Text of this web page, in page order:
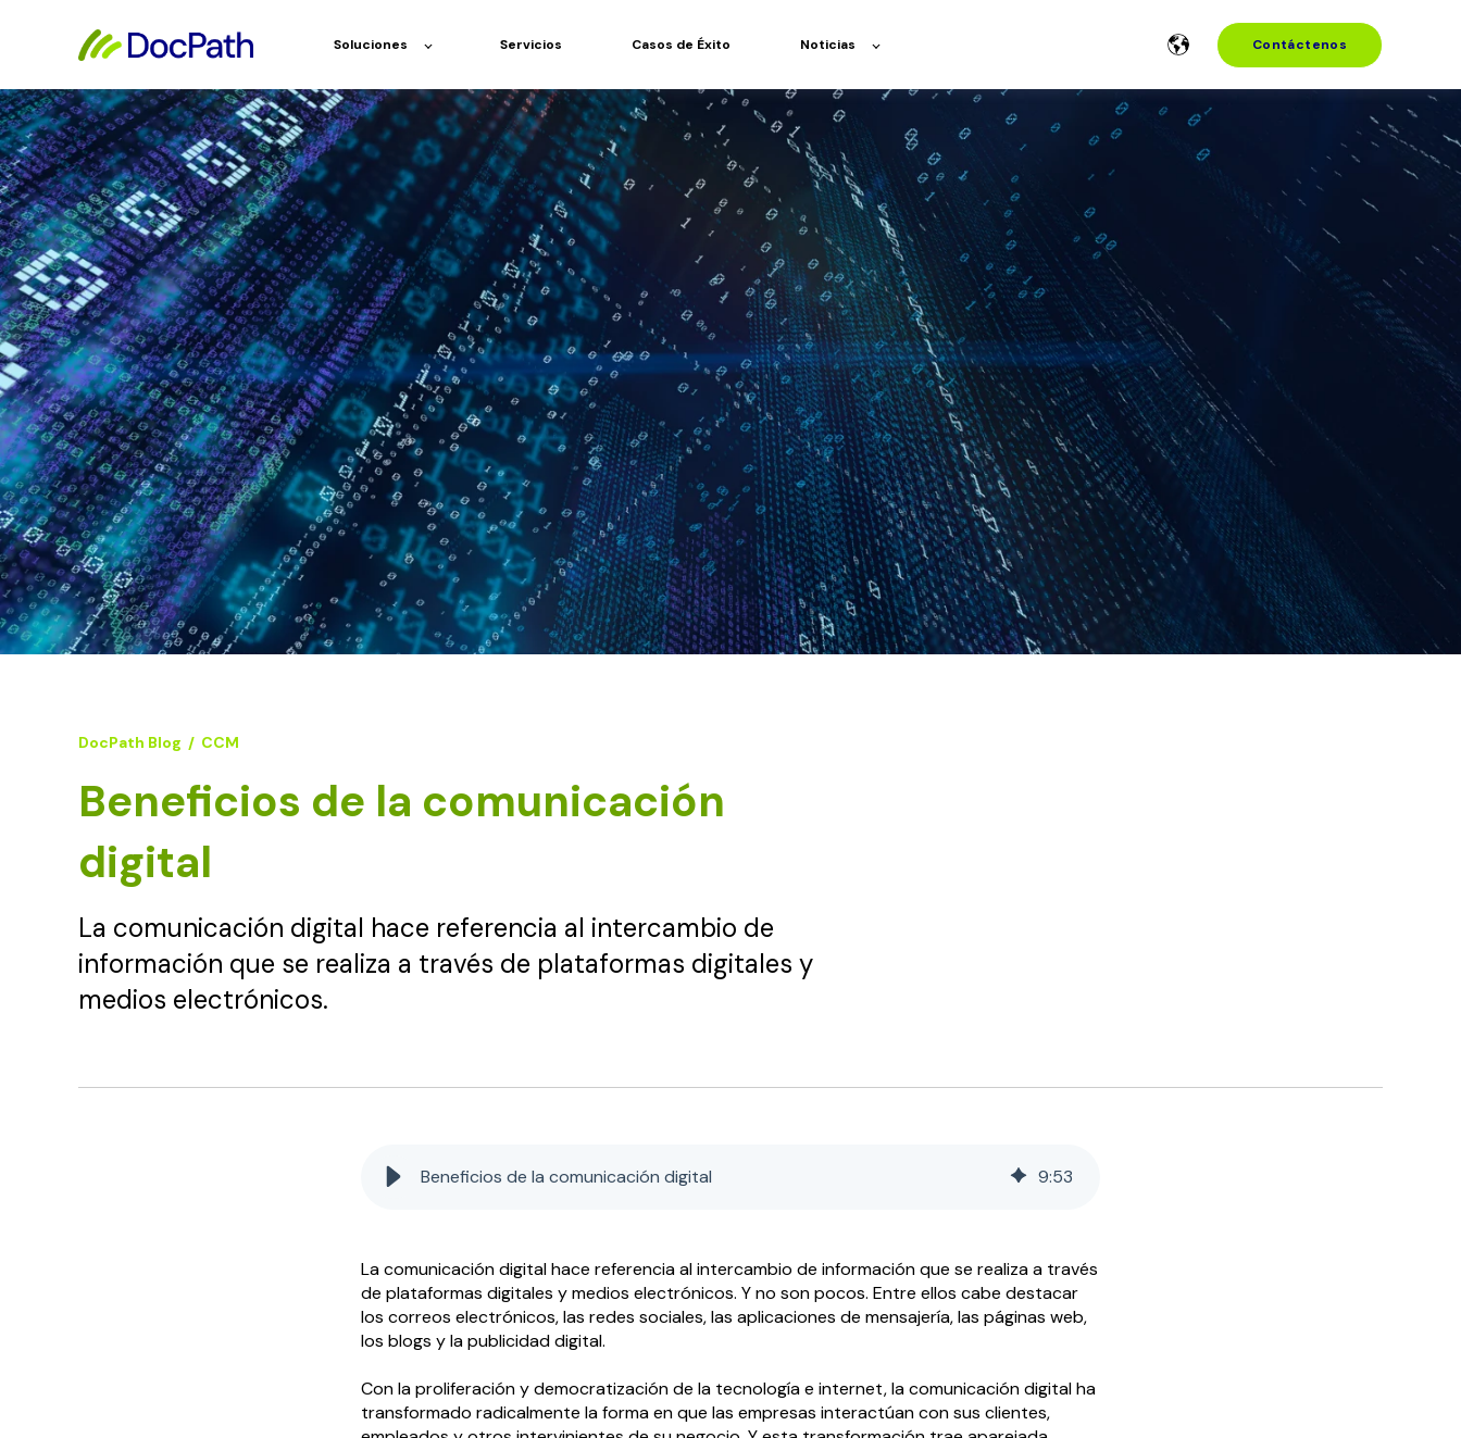
Soluciones Servicios Casos de Éxito Noticias Contáctenos
DocPath Blog / CCM
Beneficios de la comunicación
digital
La comunicación digital hace referencia al intercambio de
información que se realiza a través de plataformas digitales y
medios electrónicos.
Beneficios de la comunicación digital 9:53
La comunicación digital hace referencia al intercambio de información que se realiza a través
de plataformas digitales y medios electrónicos. Y no son pocos. Entre ellos cabe destacar
los correos electrónicos, las redes sociales, las aplicaciones de mensajería, las páginas web,
los blogs y la publicidad digital.
Con la proliferación y democratización de la tecnología e internet, la comunicación digital ha
transformado radicalmente la forma en que las empresas interactúan con sus clientes,